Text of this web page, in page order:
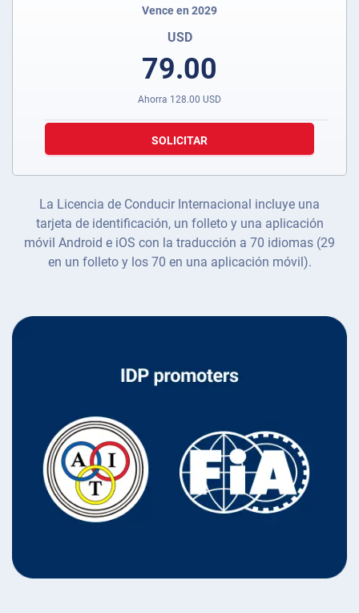
Vence en 2029
USD
79.00
Ahorra 128.00 USD
SOLICITAR
La Licencia de Conducir Internacional incluye una
tarjeta de identificación, un folleto y una aplicación
móvil Android e iOS con la traducción a 70 idiomas (29
en un folleto y los 70 en una aplicación móvil).